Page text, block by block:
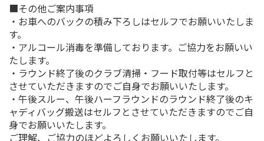
■その他ご案内事項
・お車へのバックの積み下ろしはセルフでお願いいたしま
す。
・アルコール消毒を準備しております。ご協力をお願いい
たします。
・ラウンド終了後のクラブ清掃・フード取付等はセルフと
させていただきますのでご自身でお願いいたします。
・午後スルー、午後ハーフラウンドのラウンド終了後のキ
ャディバッグ搬送はセルフとさせていただきますのでご自
身でお願いいたします。
ご理解、ご協力のほどよろしくお願いいたします。